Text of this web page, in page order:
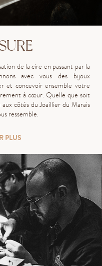
de la cire en passant par la
avec vous des bijoux
et concevoirensemble votre
à cœur. Quelle que soit
côtés du Joaillier du Marais
ressemble.
PLUS